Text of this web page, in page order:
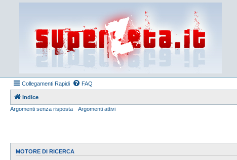
Collegamenti Rapidi FAQ
Indice
Argomenti senza risposta
Argomenti attivi
MOTORE DI RICERCA